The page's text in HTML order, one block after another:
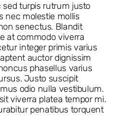
turpis rutrum justo
nec molestie mollis
senectus. Blandit
at commodo viverra
integer primis varius
auctor dignissim
phasellus varius
Justo suscipit
odio nulla vestibulum.
viverra platea tempor mi.
penatibus torquent